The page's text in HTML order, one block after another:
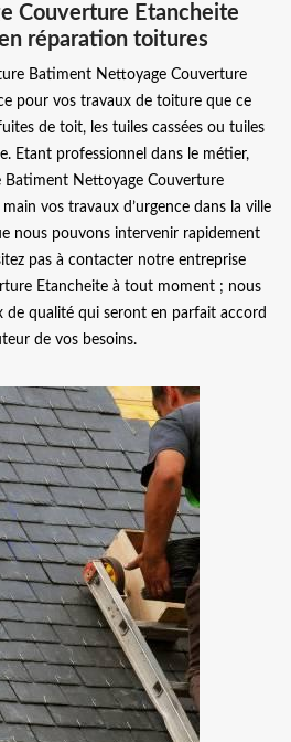
Couverture Etancheite
réparation toitures
Batiment Nettoyage Couverture
pour vos travaux de toiture que ce
de toit, les tuiles cassées ou tuiles
Etant professionnel dans le métier,
Batiment Nettoyage Couverture
vos travaux d’urgence dans la ville
nous pouvons intervenir rapidement
pas à contacter notre entreprise
Etancheite à tout moment ; nous
de qualité qui seront en parfait accord
de vos besoins.